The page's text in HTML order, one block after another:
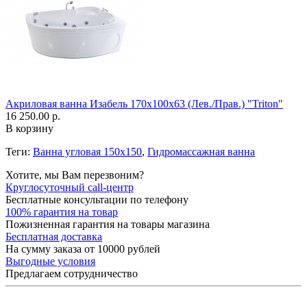
Акриловая ванна Изабель 170x100x63 (Лев./Прав.) "Triton"
16 250.00 р.
В корзину
Теги: Ванна угловая 150x150, Гидромассажная ванна
Хотите, мы Вам перезвоним?
Круглосуточный call-центр
Бесплатные консультации по телефону
100% гарантия на товар
Пожизненная гарантия на товары магазина
Бесплатная доставка
На сумму заказа от 10000 рублей
Выгодные условия
Предлагаем сотрудничество